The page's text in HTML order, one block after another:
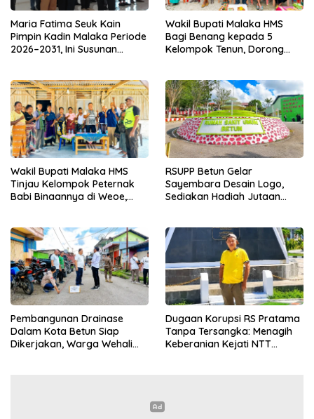
Maria Fatima Seuk Kain
Pimpin Kadin Malaka Periode
2026–2031, Ini Susunan
Wakil Bupati Malaka HMS
Bagi Benang kepada 5
Kelompok Tenun, Dorong
Wakil Bupati Malaka HMS
Tinjau Kelompok Peternak
Babi Binaannya di Weoe,
RSUPP Betun Gelar
Sayembara Desain Logo,
Sediakan Hadiah Jutaan
Pembangunan Drainase
Dalam Kota Betun Siap
Dikerjakan, Warga Wehali
Dugaan Korupsi RS Pratama
Tanpa Tersangka: Menagih
Keberanian Kejati NTT